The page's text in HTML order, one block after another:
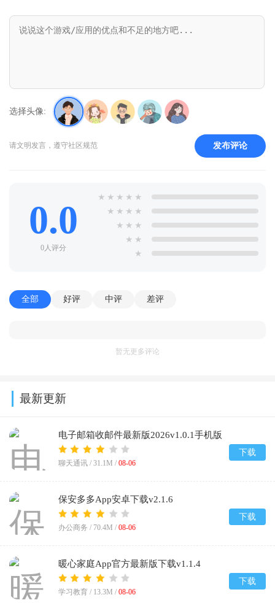
选择头像:
请文明发言，遵守社区规范 发布评论
0.0
0人评分
★ ★ ★ ★ ★
★ ★ ★ ★
★ ★ ★
★ ★
★
全部 好评 中评 差评
暂无更多评论
最新更新
电子邮箱收邮件最新版2026v1.0.1手机版
聊天通讯 / 31.1M / 08-06
下载
保安多多App安卓下载v2.1.6
办公商务 / 70.4M / 08-06
下载
暖心家庭App官方最新版下载v1.1.4
学习教育 / 13.3M / 08-06
下载